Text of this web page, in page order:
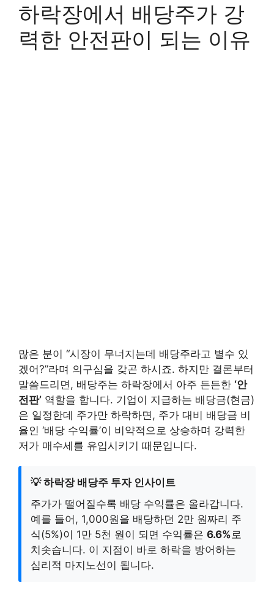
하락장에서 배당주가 강
력한 안전판이 되는 이유
많은 분이 “시장이 무너지는데 배당주라고 별수 있
겠어?”라며 의구심을 갖곤 하시죠. 하지만 결론부터
말씀드리면, 배당주는 하락장에서 아주 든든한 ‘안
전판’ 역할을 합니다. 기업이 지급하는 배당금(현금)
은 일정한데 주가만 하락하면, 주가 대비 배당금 비
율인 ‘배당 수익률’이 비약적으로 상승하며 강력한
저가 매수세를 유입시키기 때문입니다.
💡 하락장 배당주 투자 인사이트
주가가 떨어질수록 배당 수익률은 올라갑니다.
예를 들어, 1,000원을 배당하던 2만 원짜리 주
식(5%)이 1만 5천 원이 되면 수익률은 6.6%로
치솟습니다. 이 지점이 바로 하락을 방어하는
심리적 마지노선이 됩니다.